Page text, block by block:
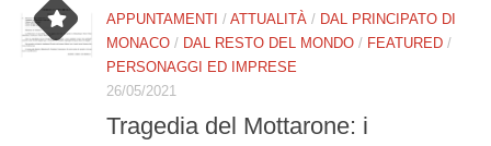
APPUNTAMENTI / ATTUALITÀ / DAL PRINCIPATO DI
MONACO / DAL RESTO DEL MONDO / FEATURED /
PERSONAGGI ED IMPRESE
26/05/2021
Tragedia del Mottarone: i